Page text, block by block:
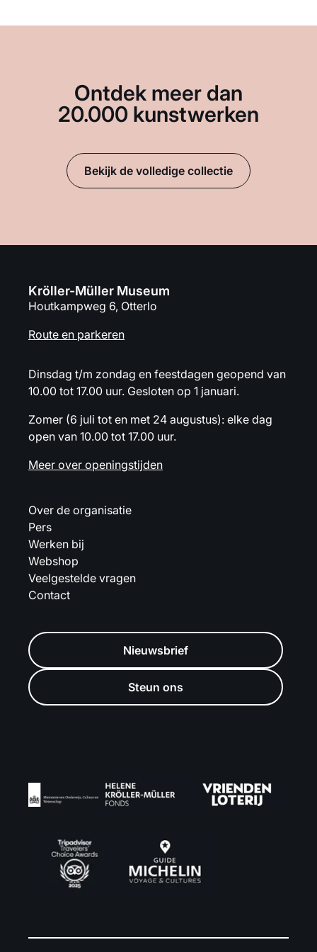
Ontdek meer dan
20.000 kunstwerken
Bekijk de volledige collectie
Kröller-Müller Museum
Houtkampweg 6, Otterlo
Route en parkeren
Dinsdag t/m zondag en feestdagen geopend van
10.00 tot 17.00 uur. Gesloten op 1 januari.
Zomer (6 juli tot en met 24 augustus): elke dag
open van 10.00 tot 17.00 uur.
Meer over openingstijden
Over de organisatie
Pers
Werken bij
Webshop
Veelgestelde vragen
Contact
Nieuwsbrief
Steun ons